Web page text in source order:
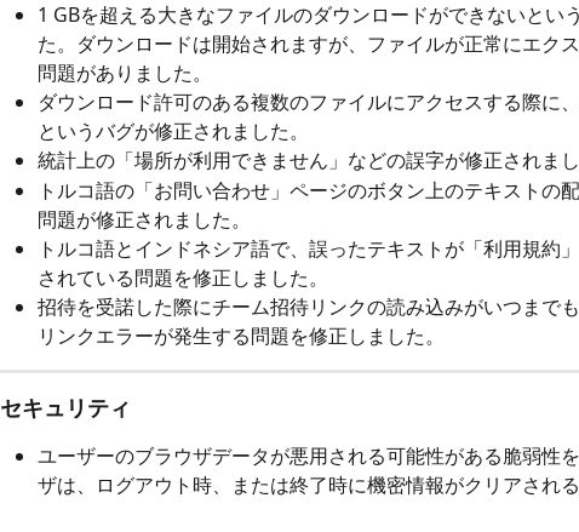
1 GBを超える大きなファイルのダウンロードができないとい
た。ダウンロードは開始されますが、ファイルが正常にエク
問題がありました。
ダウンロード許可のある複数のファイルにアクセスする際に
というバグが修正されました。
統計上の「場所が利用できません」などの誤字が修正されまし
トルコ語の「お問い合わせ」ページのボタン上のテキストの
問題が修正されました。
トルコ語とインドネシア語で、誤ったテキストが「利用規約
されている問題を修正しました。
招待を受諾した際にチーム招待リンクの読み込みがいつまで
リンクエラーが発生する問題を修正しました。
セキュリティ
ユーザーのブラウザデータが悪用される可能性がある脆弱性
ザは、ログアウト時、または終了時に機密情報がクリアされる